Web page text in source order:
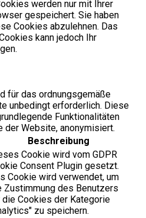
werden nur mit Ihrer
gespeichert. Sie haben
Cookies abzulehnen. Das
kann jedoch Ihr
für das ordnungsgemäße
unbedingt erforderlich. Diese
Funktionalitäten
der Website, anonymisiert.
Beschreibung
Cookie wird vom GDPR
Consent Plugin gesetzt.
Cookie wird verwendet, um
Zustimmung des Benutzers
die Cookies der Kategorie
zu speichern.